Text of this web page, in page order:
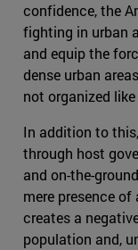
confidence, the
fighting in urban
and equip the
dense urban
not organized
In addition to
through host
and on-the-
mere presence
creates a
population and,